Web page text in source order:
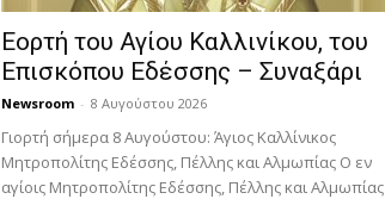
Εορτή του Αγίου Καλλινίκου, του
Επισκόπου Εδέσσης – Συναξάρι
Newsroom - 8 Αυγούστου 2026
Γιορτή σήμερα 8 Αυγούστου: Άγιος Καλλίνικος
Μητροπολίτης Εδέσσης, Πέλλης και Αλμωπίας Ο εν
αγίοις Μητροπολίτης Εδέσσης, Πέλλης και Αλμωπίας